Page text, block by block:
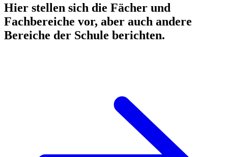
Hier stellen sich die Fächer und
Fachbereiche vor, aber auch andere
Bereiche der Schule berichten.